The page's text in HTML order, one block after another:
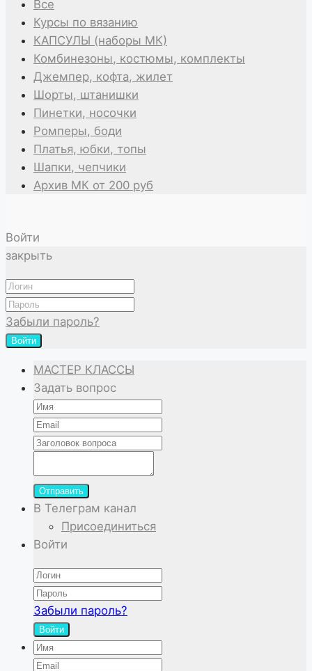
Все
Курсы по вязанию
КАПСУЛЫ (наборы МК)
Комбинезоны, костюмы, комплекты
Джемпер, кофта, жилет
Шорты, штанишки
Пинетки, носочки
Ромперы, боди
Платья, юбки, топы
Шапки, чепчики
Архив МК от 200 руб
Войти
закрыть
Забыли пароль?
Войти
МАСТЕР КЛАССЫ
Задать вопрос
Отправить
В Телеграм канал
Присоединиться
Войти
Забыли пароль?
Войти